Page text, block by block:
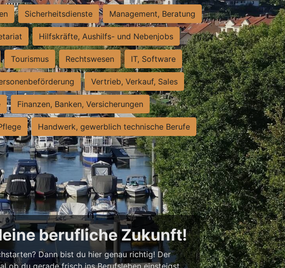
Sicherheitsdienste Management, Beratung
Hilfskräfte, Aushilfs- und Nebenjobs
Tourismus Rechtswesen IT, Software
Vertrieb, Verkauf, Sales
Finanzen, Banken, Versicherungen
Handwerk, gewerblich technische Berufe
berufliche Zukunft!
Dann bist du hier genau richtig! Der